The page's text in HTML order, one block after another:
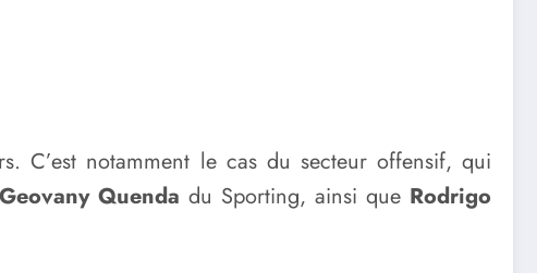
C’est notamment le cas du secteur offensif, qui
Geovany Quenda du Sporting, ainsi que Rodrigo